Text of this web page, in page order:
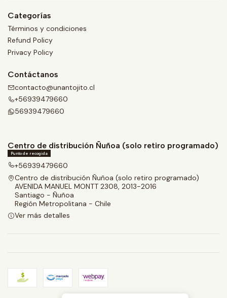
Categorías
Términos y condiciones
Refund Policy
Privacy Policy
Contáctanos
contacto@unantojito.cl
+56939479660
56939479660
Centro de distribución Ñuñoa (solo retiro programado)
Punto de recogida
+56939479660
Centro de distribución Ñuñoa (solo retiro programado)
AVENIDA MANUEL MONTT 2308, 2013-2016
Santiago - Ñuñoa
Región Metropolitana - Chile
Ver más detalles